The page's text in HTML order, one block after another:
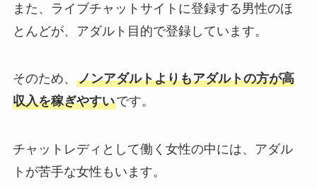
また、ライブチャットサイトに登録する男性のほ
とんどが、アダルト目的で登録しています。
そのため、 ノンアダルトよりもアダルトの方が高
収入を稼ぎやすいです。
チャットレディとして働く女性の中には、アダル
トが苦手な女性もいます。